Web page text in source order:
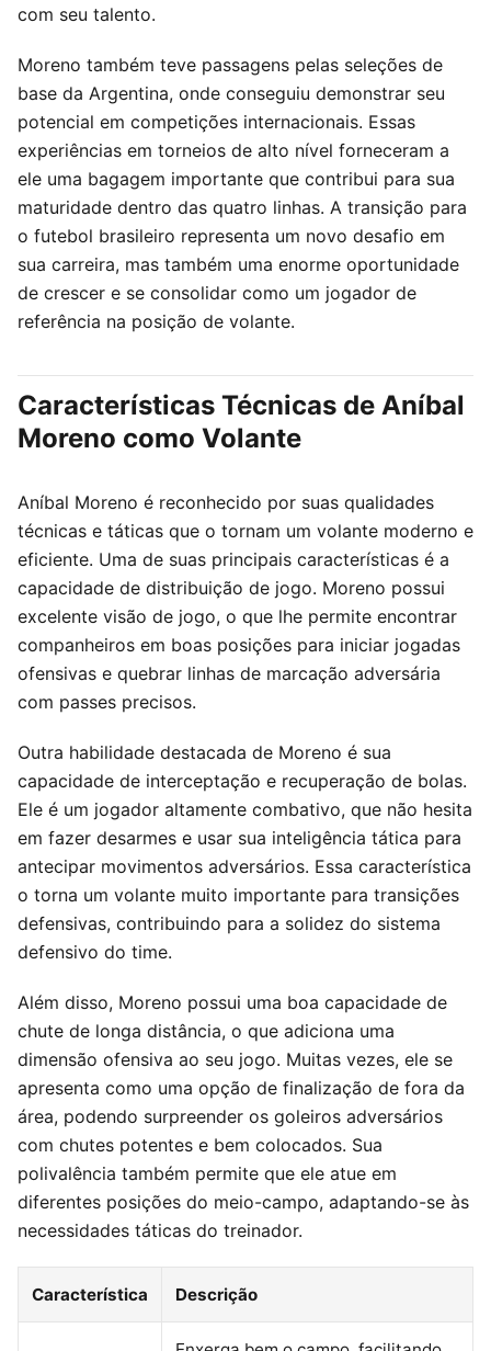
com seu talento.
Moreno também teve passagens pelas seleções de
base da Argentina, onde conseguiu demonstrar seu
potencial em competições internacionais. Essas
experiências em torneios de alto nível forneceram a
ele uma bagagem importante que contribui para sua
maturidade dentro das quatro linhas. A transição para
o futebol brasileiro representa um novo desafio em
sua carreira, mas também uma enorme oportunidade
de crescer e se consolidar como um jogador de
referência na posição de volante.
Características Técnicas de Aníbal
Moreno como Volante
Aníbal Moreno é reconhecido por suas qualidades
técnicas e táticas que o tornam um volante moderno e
eficiente. Uma de suas principais características é a
capacidade de distribuição de jogo. Moreno possui
excelente visão de jogo, o que lhe permite encontrar
companheiros em boas posições para iniciar jogadas
ofensivas e quebrar linhas de marcação adversária
com passes precisos.
Outra habilidade destacada de Moreno é sua
capacidade de interceptação e recuperação de bolas.
Ele é um jogador altamente combativo, que não hesita
em fazer desarmes e usar sua inteligência tática para
antecipar movimentos adversários. Essa característica
o torna um volante muito importante para transições
defensivas, contribuindo para a solidez do sistema
defensivo do time.
Além disso, Moreno possui uma boa capacidade de
chute de longa distância, o que adiciona uma
dimensão ofensiva ao seu jogo. Muitas vezes, ele se
apresenta como uma opção de finalização de fora da
área, podendo surpreender os goleiros adversários
com chutes potentes e bem colocados. Sua
polivalência também permite que ele atue em
diferentes posições do meio-campo, adaptando-se às
necessidades táticas do treinador.
Característica Descrição